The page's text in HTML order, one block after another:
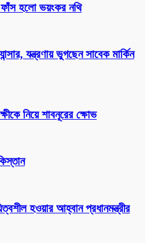
ফাঁস হলো ভয়ংকর নথি
যন্ত্রণায় ভুগছেন সাবেক মার্কিন
নিয়ে শাবনূরের ক্ষোভ
হওয়ার আহ্বান প্রধানমন্ত্রীর